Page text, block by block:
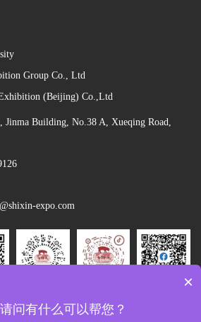
Group Co., Ltd
(Beijing) Co.,Ltd
Jinma Building, No.38 A, Xueqing Road,
expo.com
Tiktok
×
问有什么可以帮您？